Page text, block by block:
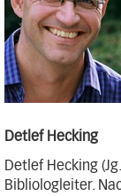
Detlef Hecking
Detlef Hecking
Bibliologleiter.